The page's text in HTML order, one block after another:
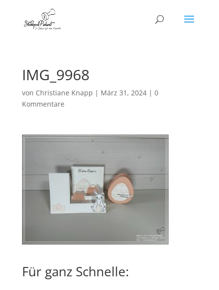
IMG_9968
von Christiane Knapp | März 31, 2024| 0
Kommentare
Für ganz Schnelle: